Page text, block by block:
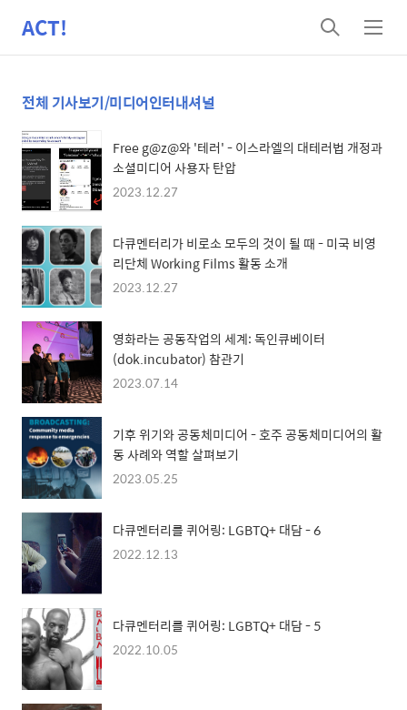
ACT!
검
색
메
뉴
전체 기사보기/미디어인터내셔널
Free g@z@와 '테러' - 이스라엘의 대테러법 개정과
소셜미디어 사용자 탄압
2023.12.27
다큐멘터리가 비로소 모두의 것이 될 때 - 미국 비영
리단체 Working Films 활동 소개
2023.12.27
영화라는 공동작업의 세계: 독인큐베이터
(dok.incubator) 참관기
2023.07.14
기후 위기와 공동체미디어 - 호주 공동체미디어의 활
동 사례와 역할 살펴보기
2023.05.25
다큐멘터리를 퀴어링: LGBTQ+ 대담 - 6
2022.12.13
다큐멘터리를 퀴어링: LGBTQ+ 대담 - 5
2022.10.05